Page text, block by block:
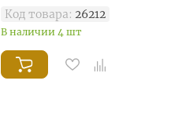
Код товара: 26212
В наличии 4 шт